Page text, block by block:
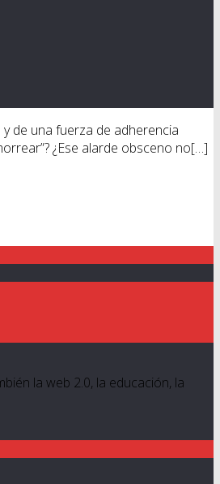
de una fuerza de adherencia
¿Ese alarde obsceno no[…]
la web 2.0, la educación, la